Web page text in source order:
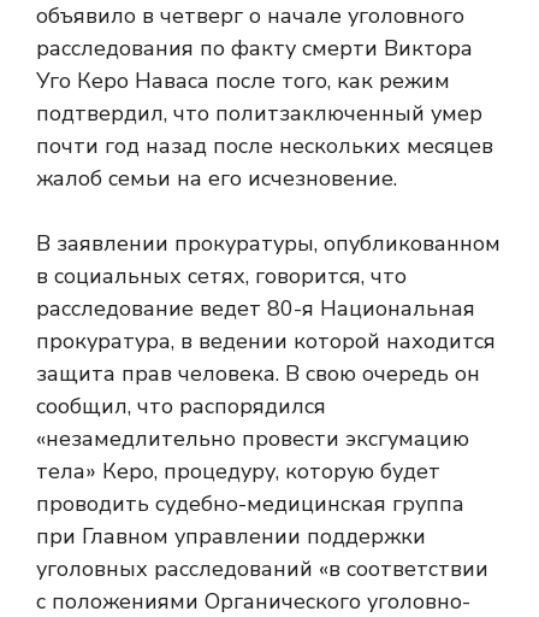
объявило в четверг о начале уголовного
расследования по факту смерти Виктора
Уго Керо Наваса после того, как режим
подтвердил, что политзаключенный умер
почти год назад после нескольких месяцев
жалоб семьи на его исчезновение.
В заявлении прокуратуры, опубликованном
в социальных сетях, говорится, что
расследование ведет 80-я Национальная
прокуратура, в ведении которой находится
защита прав человека. В свою очередь он
сообщил, что распорядился
«незамедлительно провести эксгумацию
тела» Керо, процедуру, которую будет
проводить судебно-медицинская группа
при Главном управлении поддержки
уголовных расследований «в соответствии
с положениями Органического уголовно-